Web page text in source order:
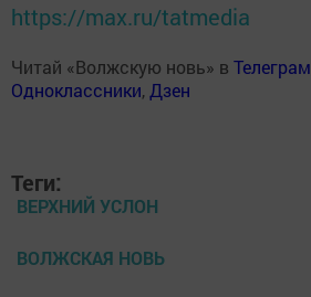
https://max.ru/tatmedia
Читай «Волжскую новь» в Телеграм
Одноклассники,Дзен
Теги:
ВЕРХНИЙ УСЛОН
ВОЛЖСКАЯ НОВЬ